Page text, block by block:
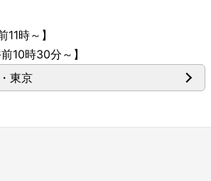
時～】
時30分～】
東京